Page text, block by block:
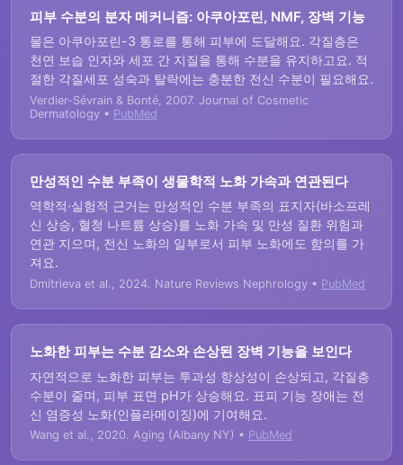
피부 수분의 분자 메커니즘: 아쿠아포린, NMF, 장벽 기능
물은 아쿠아포린-3 통로를 통해 피부에 도달해요. 각질층은
천연 보습 인자와 세포 간 지질을 통해 수분을 유지하고요. 적
절한 각질세포 성숙과 탈락에는 충분한 전신 수분이 필요해요.
Verdier-Sévrain & Bonté, 2007. Journal of Cosmetic
Dermatology • PubMed
만성적인 수분 부족이 생물학적 노화 가속과 연관된다
역학적·실험적 근거는 만성적인 수분 부족의 표지자(바소프레
신 상승, 혈청 나트륨 상승)를 노화 가속 및 만성 질환 위험과
연관 지으며, 전신 노화의 일부로서 피부 노화에도 함의를 가
져요.
Dmitrieva et al., 2024. Nature Reviews Nephrology • PubMed
노화한 피부는 수분 감소와 손상된 장벽 기능을 보인다
자연적으로 노화한 피부는 투과성 항상성이 손상되고, 각질층
수분이 줄며, 피부 표면 pH가 상승해요. 표피 기능 장애는 전
신 염증성 노화(인플라메이징)에 기여해요.
Wang et al., 2020. Aging (Albany NY) • PubMed